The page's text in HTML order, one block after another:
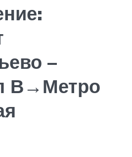
–
В‎→Метро